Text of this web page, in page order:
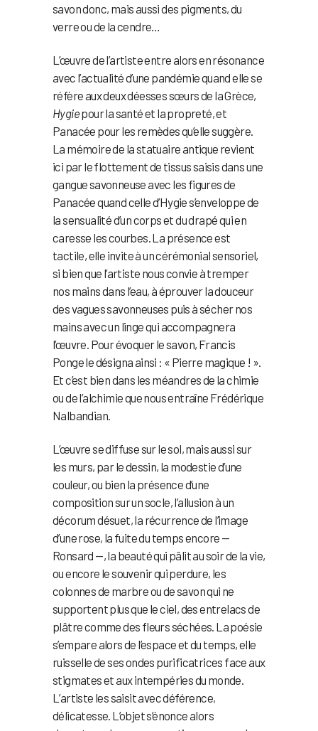
savon donc, mais aussi des pigments, du
verre ou de la cendre…
L’œuvre de l’artiste entre alors en résonance
avec l’actualité d’une pandémie quand elle se
réfère aux deux déesses sœurs de la Grèce,
Hygiepour la santé et la propreté, et
Panacée pour les remèdes qu’elle suggère.
La mémoire de la statuaire antique revient
ici par le flottement de tissus saisis dans une
gangue savonneuse avec les figures de
Panacée quand celle d’Hygie s’enveloppe de
la sensualité d’un corps et du drapé qui en
caresse les courbes. La présence est
tactile, elle invite à un cérémonial sensoriel,
si bien que l’artiste nous convie à tremper
nos mains dans l’eau, à éprouver la douceur
des vagues savonneuses puis à sécher nos
mains avec un linge qui accompagnera
l’œuvre. Pour évoquer le savon, Francis
Ponge le désigna ainsi : « Pierre magique ! ».
Et c’est bien dans les méandres de la chimie
ou de l’alchimie que nous entraîne Frédérique
Nalbandian.
L’œuvre se diffuse sur le sol, mais aussi sur
les murs, par le dessin, la modestie d’une
couleur, ou bien la présence d’une
composition sur un socle, l’allusion à un
décorum désuet, la récurrence de l’image
d’une rose, la fuite du temps encore —
Ronsard —, la beauté qui pâlit au soir de la vie,
ou encore le souvenir qui perdure, les
colonnes de marbre ou de savon qui ne
supportent plus que le ciel, des entrelacs de
plâtre comme des fleurs séchées. La poésie
s’empare alors de l’espace et du temps, elle
ruisselle de ses ondes purificatrices face aux
stigmates et aux intempéries du monde.
L’artiste les saisit avec déférence,
délicatesse. L’objet s’énonce alors